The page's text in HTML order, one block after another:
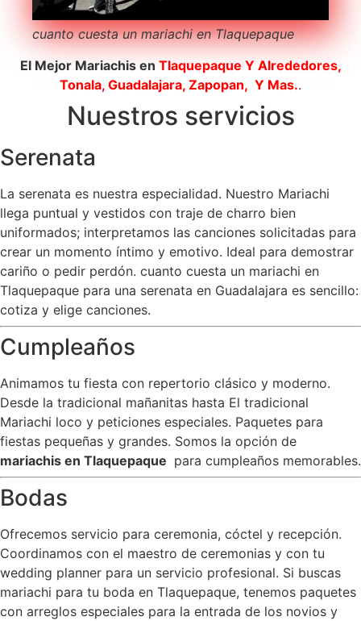
cuanto cuesta un mariachi en Tlaquepaque
El Mejor Mariachis en Tlaquepaque Y Alrededores,
Tonala, Guadalajara, Zapopan, Y Mas..
Nuestros servicios
Serenata
La serenata es nuestra especialidad. Nuestro Mariachi
llega puntual y vestidos con traje de charro bien
uniformados; interpretamos las canciones solicitadas para
crear un momento íntimo y emotivo. Ideal para demostrar
cariño o pedir perdón. cuanto cuesta un mariachi en
Tlaquepaque para una serenata en Guadalajara es sencillo:
cotiza y elige canciones.
Cumpleaños
Animamos tu fiesta con repertorio clásico y moderno.
Desde la tradicional mañanitas hasta El tradicional
Mariachi loco y peticiones especiales. Paquetes para
fiestas pequeñas y grandes. Somos la opción de
mariachis en Tlaquepaque para cumpleaños memorables.
Bodas
Ofrecemos servicio para ceremonia, cóctel y recepción.
Coordinamos con el maestro de ceremonias y con tu
wedding planner para un servicio profesional. Si buscas
mariachi para tu boda en Tlaquepaque, tenemos paquetes
con arreglos especiales para la entrada de los novios y